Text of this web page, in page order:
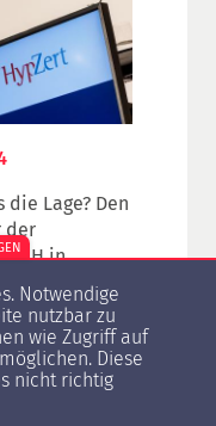
Lage? Den
der
in
Mögen
zuletzt
beim
-gutachter
Notwendige
nutzbar zu
wie Zugriff auf
Diese
nicht richtig